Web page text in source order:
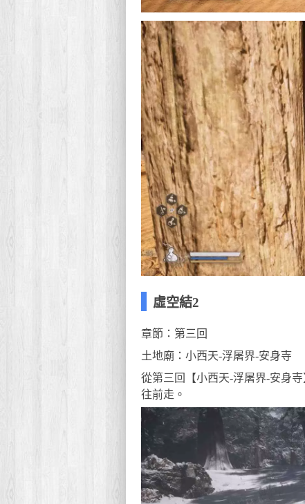
虛空結2
章節：第三回
土地廟：小西天-浮屠界-安身寺
從第三回【小西天-浮屠界-安身
往前走。